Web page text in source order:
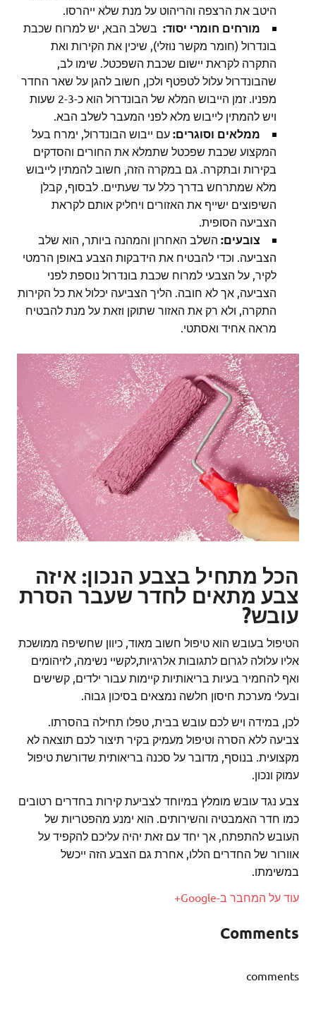
היטב את הרצפה והריהוט על מנת שלא ייהרסו.
מורחים חומרי יסוד: בשלב הבא, יש למרוח שכבת
בונדרול (חומר מקשר נוזלי), שיכין את הקירות ואת
התקרה לקראת יישום שכבת השפכטל. שימו לב,
שהבונדרול עלול לטפטף ולכן, חשוב להגן על שאר החדר
מפניו. זמן הייבוש המלא של הבונדרול הוא כ-2-3 שעות
ויש להמתין לייבוש מלא לפני המעבר לשלב הבא.
ממלאים וסוגרים: עם ייבוש הבונדרול, ימרח בעל
המקצוע שכבת שפכטל שתמלא את החורים והסדקים
בקירות ובתקרה. גם במקרה הזה, חשוב להמתין לייבוש
מלא שמתרחש בדרך כלל עד שעתיים. לבסוף, קבלן
השיפוצים ישייף את האזורים ויחליק אותם לקראת
הצביעה הסופית.
צובעים: השלב האחרון והמהנה ביותר, הוא שלב
הצביעה. וכדי להבטיח את הידבקות הצבע באופן הרמטי
לקיר, על הצבעי למרוח שכבת בונדרול נוספת לפני
הצביעה, אך לא חובה. הליך הצביעה יכלול את כל הקירות
התקרה, ולא רק את האזור שתוקן וזאת על מנת להבטיח
מראה אחיד ואסתטי.
הכל מתחיל בצבע הנכון: איזה
צבע מתאים לחדר שעבר הסרת
עובש?
הטיפול בעובש הוא טיפול חשוב מאוד, כיוון שחשיפה ממושכת
אליו עלולה לגרום לתגובות אלרגיות,לקשיי נשימה, לזיהומים
ואף להחמיר בעיות בריאותיות קיימות עבור ילדים, קשישים
ובעלי מערכת חיסון חלשה נמצאים בסיכון גבוה.
לכן, במידה ויש לכם עובש בבית, טפלו תחילה בהסרתו.
צביעה ללא הסרה וטיפול מעמיק בקיר תיצור לכם תוצאה לא
מקצועית. בנוסף, מדובר על סכנה בריאותית שדורשת טיפול
עמוק ונכון.
צבע נגד עובש מומלץ במיוחד לצביעת קירות בחדרים רטובים
כמו חדר האמבטיה והשירותים. הוא ימנע מהפטריות של
העובש להתפתח, אך יחד עם זאת יהיה עליכם להקפיד על
אוורור של החדרים הללו, אחרת גם הצבע הזה ייכשל
במשימתו.
עוד על המחבר ב-Google+
Comments
comments